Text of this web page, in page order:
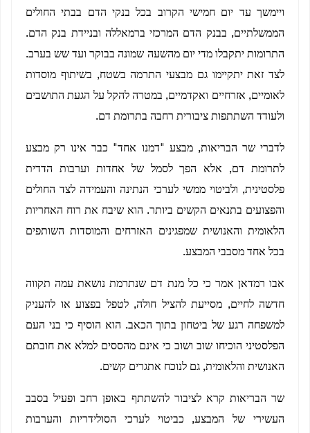
ויימשך עד יום חמישי הקרוב בכל בנקי הדם בבתי החולים
הממשלתיים, בבנק הדם המרכזי ברמאללה ובניידת בנק הדם.
התרומות יתקבלו מדי יום מהשעה שמונה בבוקר ועד שש בערב.
לצד זאת יתקיימו גם מבצעי התרמה בשטח, בשיתוף מוסדות
לאומיים, אזרחיים ואקדמיים, במטרה להקל על הגעת התושבים
ולעודד השתתפות ציבורית רחבה בתרומת דם.
לדברי שר הבריאות, מבצע "דמנו אחד" כבר אינו רק מבצע
לתרומת דם, אלא הפך לסמל של אחדות וערבות הדדית
פלסטינית, ולביטוי ממשי לערכי הנתינה והעמידה לצד החולים
והפצועים בתנאים הקשים ביותר. הוא שיבח את רוח האחריות
הלאומית והאנושית שמפגינים האזרחים והמוסדות השותפים
בכל אחד מסבבי המבצע.
אבו רמדאן אמר כי כל מנת דם שנתרמת נושאת עמה תקווה
חדשה לחיים, מסייעת להציל חולה, לטפל בפצוע או להעניק
למשפחה רגע של ביטחון בתוך הכאב. הוא הוסיף כי בני העם
הפלסטיני הוכיחו שוב ושוב כי אינם מהססים למלא את חובתם
האנושית והלאומית, גם לנוכח אתגרים קשים.
שר הבריאות קרא לציבור להשתתף באופן רחב ופעיל בסבב
העשירי של המבצע, כביטוי לערכי הסולידריות והערבות